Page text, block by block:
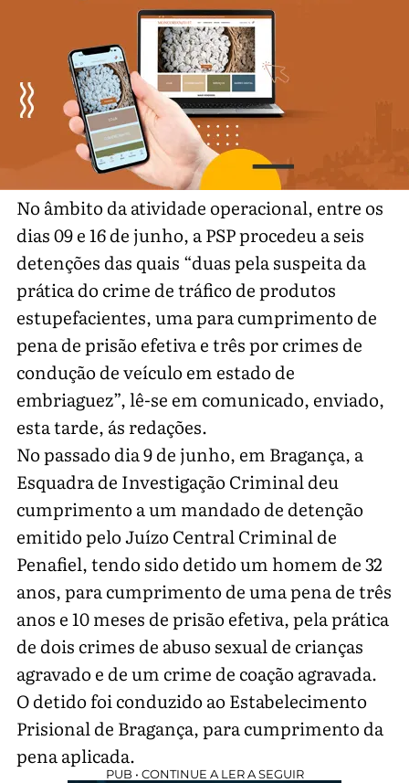
No âmbito da atividade operacional, entre os
dias 09 e 16 de junho, a PSP procedeu a seis
detenções das quais “duas pela suspeita da
prática do crime de tráfico de produtos
estupefacientes, uma para cumprimento de
pena de prisão efetiva e três por crimes de
condução de veículo em estado de
embriaguez”, lê-se em comunicado, enviado,
esta tarde, ás redações.
No passado dia 9 de junho, em Bragança, a
Esquadra de Investigação Criminal deu
cumprimento a um mandado de detenção
emitido pelo Juízo Central Criminal de
Penafiel, tendo sido detido um homem de 32
anos, para cumprimento de uma pena de três
anos e 10 meses de prisão efetiva, pela prática
de dois crimes de abuso sexual de crianças
agravado e de um crime de coação agravada.
O detido foi conduzido ao Estabelecimento
Prisional de Bragança, para cumprimento da
pena aplicada.
PUB • CONTINUE A LER A SEGUIR